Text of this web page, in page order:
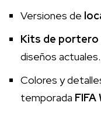
Versiones de
Kits de portero
diseños actuales.
Colores y
temporada